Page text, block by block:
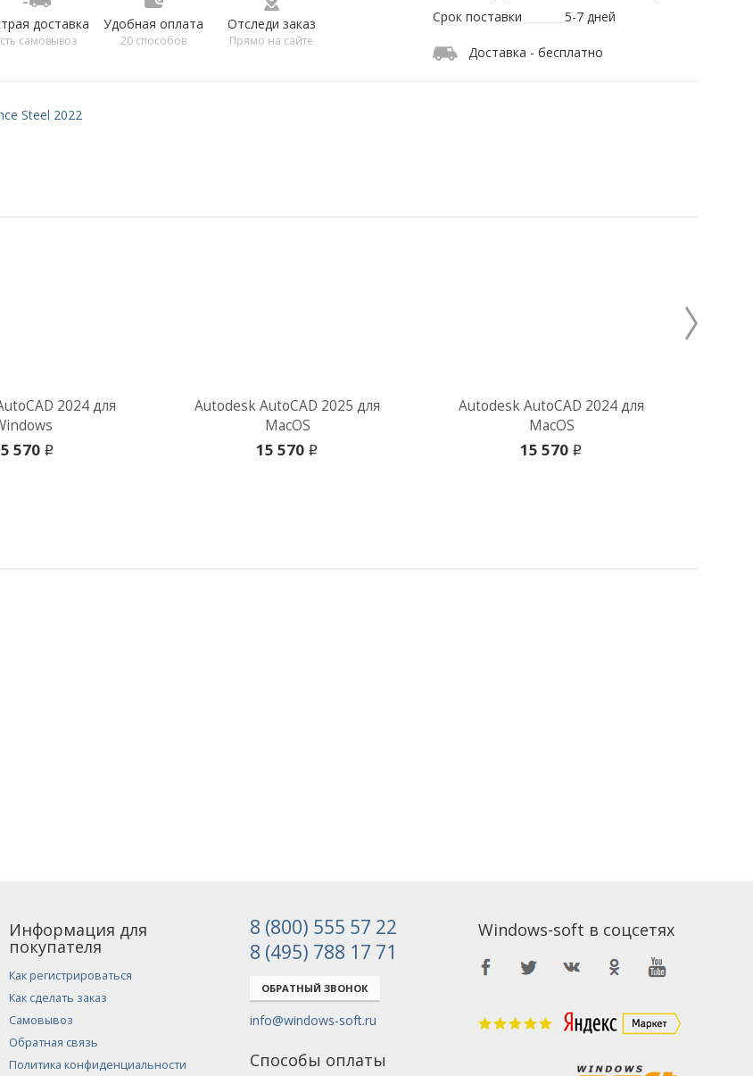
доставка
самовывоз
Удобная оплата
20 способов
Отследи заказ
Прямо на сайте
Срок поставки
5-7 дней
Доставка - бесплатно
Steel 2022
2024 для
570 i
Autodesk AutoCAD 2025 для
MacOS
15 570 i
Autodesk AutoCAD 2024 для
MacOS
15 570 i
Информация для
покупателя
Как регистрироваться
Как сделать заказ
Самовывоз
Обратная связь
Политика конфиденциальности
8 (800) 555 57 22
8 (495) 788 17 71
ОБРАТНЫЙ ЗВОНОК
info@windows-soft.ru
Windows-soft в соцсетях
Способы оплаты